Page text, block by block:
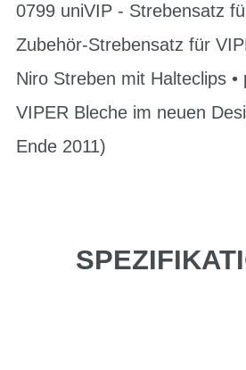
0799 uniVIP - Strebensatz
Zubehör-Strebensatz für
Niro Streben mit Halteclips
VIPER Bleche im neuen
Ende 2011)